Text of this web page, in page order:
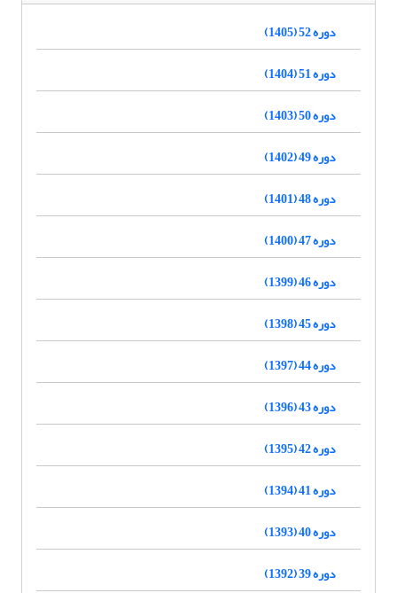
دوره 52 (1405)
دوره 51 (1404)
دوره 50 (1403)
دوره 49 (1402)
دوره 48 (1401)
دوره 47 (1400)
دوره 46 (1399)
دوره 45 (1398)
دوره 44 (1397)
دوره 43 (1396)
دوره 42 (1395)
دوره 41 (1394)
دوره 40 (1393)
دوره 39 (1392)